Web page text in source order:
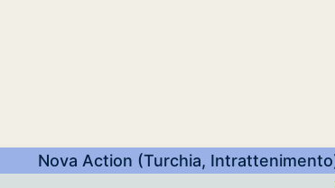
Nova Action (Turchia,